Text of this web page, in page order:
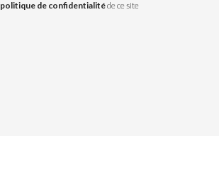
politique de confidentialitéde ce site